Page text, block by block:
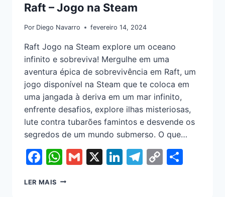
Raft – Jogo na Steam
Por Diego Navarro fevereiro 14, 2024
Raft Jogo na Steam explore um oceano
infinito e sobreviva! Mergulhe em uma
aventura épica de sobrevivência em Raft, um
jogo disponível na Steam que te coloca em
uma jangada à deriva em um mar infinito,
enfrente desafios, explore ilhas misteriosas,
lute contra tubarões famintos e desvende os
segredos de um mundo submerso. O que…
Facebook
WhatsApp
Gmail
X LinkedIn
Telegram
Copy
LER MAIS